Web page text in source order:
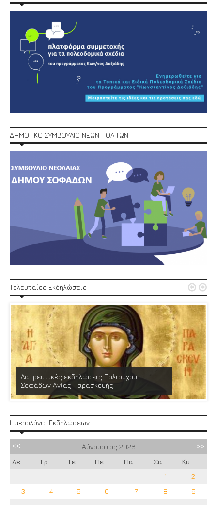
ΔΗΜΟΤΙΚΟ ΣΥΜΒΟΥΛΙΟ ΝΕΩΝ ΠΟΛΙΤΩΝ
Τελευταίες Εκδηλώσεις
Λατρευτικές εκδηλώσεις Πολιούχου
Σοφάδων Αγίας Παρασκευής
 
Ημερολόγιο Εκδηλώσεων
Αύγουστος 2026
Δε
Τρ Τε Πε Πα Σα
Κυ
1
2
3
4 5 6 7 8
9